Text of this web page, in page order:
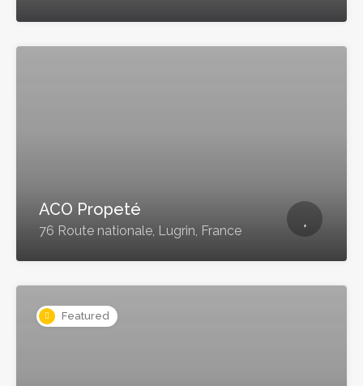
ACO Propeté
76 Route nationale, Lugrin, France
Featured